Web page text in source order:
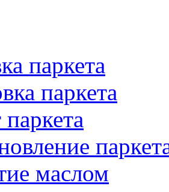
паркета
паркета
маслом